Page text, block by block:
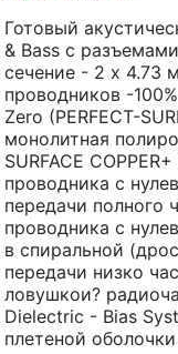
Готовый
& Bass с
сечение - 2 x 4.73
проводников -
Zero (PERFECT-
монолитная
SURFACE
проводника с
передачи полного
проводника с
в спиральной
передачи низко
ловушкои?
Dielectric - Bias
плетеной